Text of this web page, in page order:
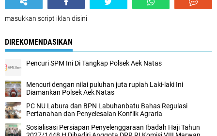
masukkan script iklan disini
DIREKOMENDASIKAN
Pencuri SPM Ini Di Tangkap Polsek Aek Natas
Mencuri dengan nilai puluhan juta rupiah Laki-laki Ini
Diamankan Polsek Aek Natas
PC NU Labura dan BPN Labuhanbatu Bahas Regulasi
Pertanahan dan Penyelesaian Konflik Agraria
Sosialisasi Persiapan Penyelenggaraan Ibadah Haji Tahun